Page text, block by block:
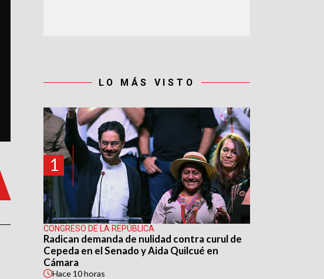
LO MÁS VISTO
1
CONGRESO DE LA REPÚBLICA
Radican demanda de nulidad contra curul de
Cepeda en el Senado y Aida Quilcué en
Cámara
Hace 10 horas